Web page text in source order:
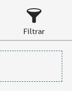
Filtrar